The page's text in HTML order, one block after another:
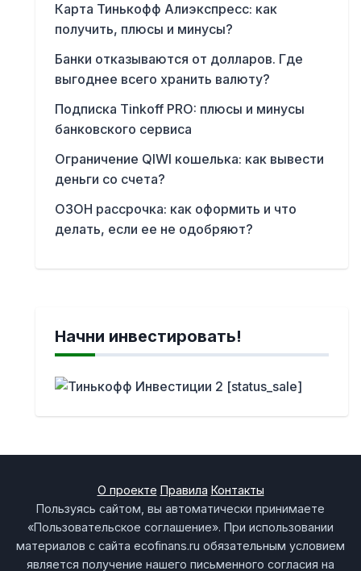
Карта Тинькофф Алиэкспресс: как
получить, плюсы и минусы?
Банки отказываются от долларов. Где
выгоднее всего хранить валюту?
Подписка Tinkoff PRO: плюсы и минусы
банковского сервиса
Ограничение QIWI кошелька: как вывести
деньги со счета?
ОЗОН рассрочка: как оформить и что
делать, если ее не одобряют?
Начни инвестировать!
О проекте Правила Контакты
Пользуясь сайтом, вы автоматически принимаете
«Пользовательское соглашение». При использовании
материалов с сайта ecofinans.ru обязательным условием
является получение нашего письменного согласия на